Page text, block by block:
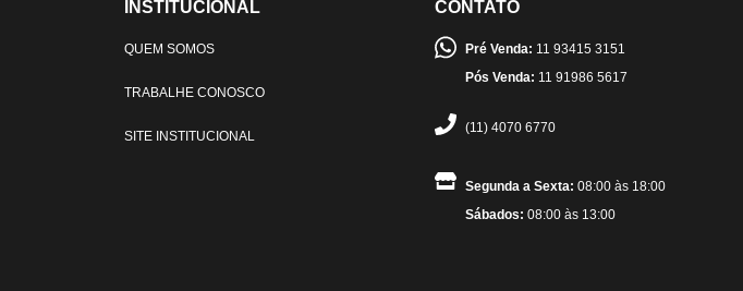
INSTITUCIONAL
QUEM SOMOS
TRABALHE CONOSCO
SITE INSTITUCIONAL
CONTATO
Pré Venda: 11 93415 3151
Pós Venda: 11 91986 5617
(11) 4070 6770
Segunda a Sexta: 08:00 às 18:00
Sábados: 08:00 às 13:00